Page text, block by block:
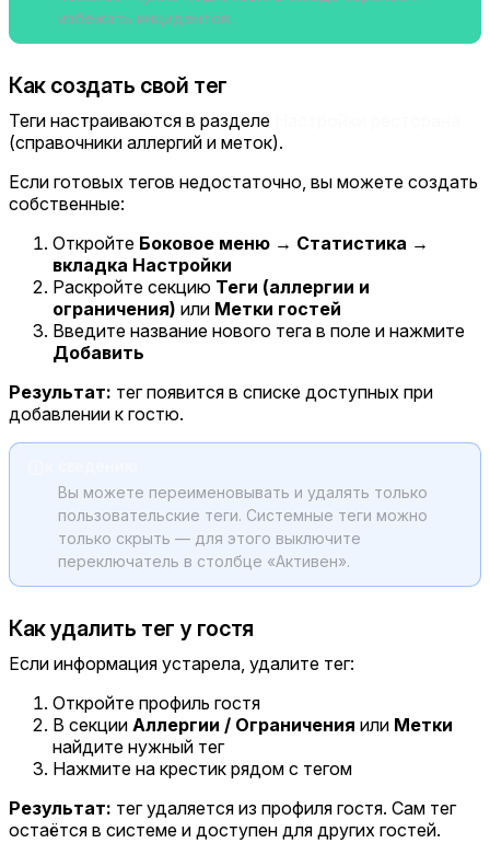
избежать инцидентов.
Как создать свой тег
Теги настраиваются в разделе
(справочники аллергий и меток).
Если готовых тегов недостаточно, вы можете создать
собственные:
Откройте Боковое меню → Статистика →
вкладка Настройки
Раскройте секцию Теги (аллергии и
ограничения) или Метки гостей
Введите название нового тега в поле и нажмите
Добавить
Результат: тег появится в списке доступных при
добавлении к гостю.
Вы можете переименовывать и удалять только
пользовательские теги. Системные теги можно
только скрыть — для этого выключите
переключатель в столбце «Активен».
Как удалить тег у гостя
Если информация устарела, удалите тег:
Откройте профиль гостя
В секции Аллергии / Ограничения или Метки
найдите нужный тег
Нажмите на крестик рядом с тегом
Результат: тег удаляется из профиля гостя. Сам тег
остаётся в системе и доступен для других гостей.